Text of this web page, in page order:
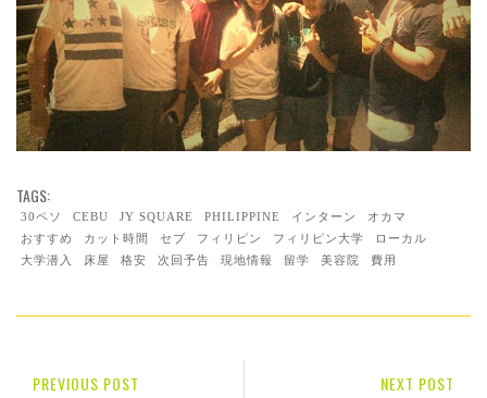
TAGS:
30ペソ CEBU JY SQUARE PHILIPPINE インターン
オカマ
おすすめ
カット時間 セブ フィリピン フィリピン大学
ローカル
大学潜入
床屋 格安 次回予告 現地情報 留学 美容院 費用
NEXT POST
PREVIOUS POST